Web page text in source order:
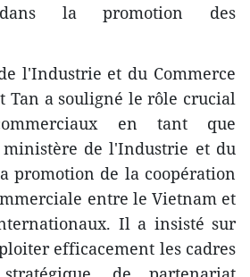
dans la promotion des
l'Industrie et du Commerce
Tan a souligné le rôle crucial
en tant que
ministère de l'Industrie et du
promotion de la coopération
entre le Vietnam et
Il a insisté sur
efficacement les cadres